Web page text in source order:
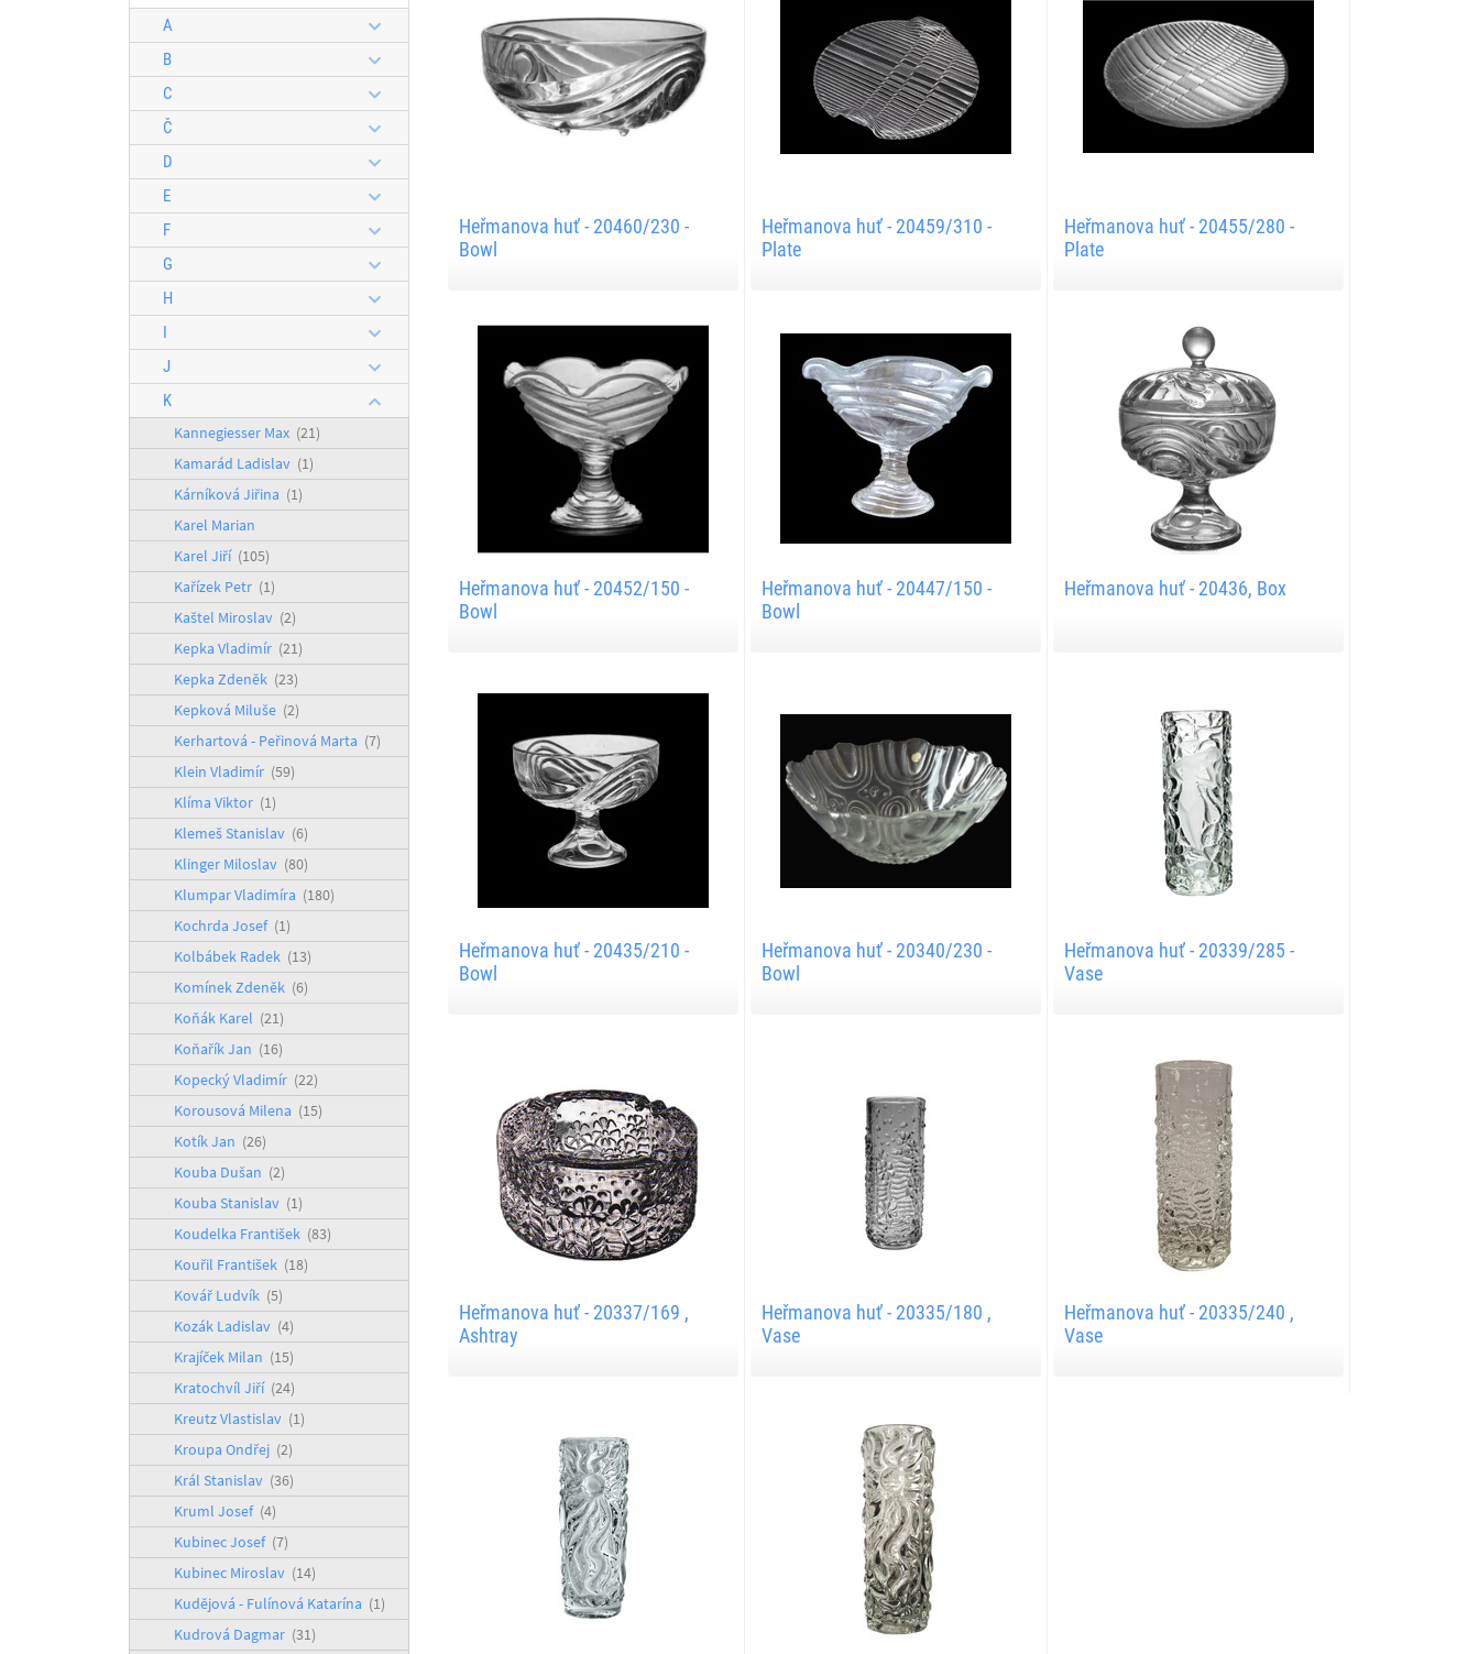
A
B
C
Č
D
E
F
G
H
I
J
K
Kannegiesser Max (21)
Kamarád Ladislav (1)
Kárníková Jiřina (1)
Karel Marian
Karel Jiří (105)
Kařízek Petr (1)
Kaštel Miroslav (2)
Kepka Vladimír (21)
Kepka Zdeněk (23)
Kepková Miluše (2)
Kerhartová - Peřinová Marta (7)
Klein Vladimír (59)
Klíma Viktor (1)
Klemeš Stanislav (6)
Klinger Miloslav (80)
Klumpar Vladimíra (180)
Kochrda Josef (1)
Kolbábek Radek (13)
Komínek Zdeněk (6)
Koňák Karel (21)
Koňařík Jan (16)
Kopecký Vladimír (22)
Korousová Milena (15)
Kotík Jan (26)
Kouba Dušan (2)
Kouba Stanislav (1)
Koudelka František (83)
Kouřil František (18)
Kovář Ludvík (5)
Kozák Ladislav (4)
Krajíček Milan (15)
Kratochvíl Jiří (24)
Kreutz Vlastislav (1)
Kroupa Ondřej (2)
Král Stanislav (36)
Kruml Josef (4)
Kubinec Josef (7)
Kubinec Miroslav (14)
Kudějová - Fulínová Katarína (1)
Kudrová Dagmar (31)
Heřmanova huť - 20460/230 -
Bowl
Heřmanova huť - 20459/310 -
Plate
Heřmanova huť - 20455/280 -
Plate
Heřmanova huť - 20452/150 -
Bowl
Heřmanova huť - 20447/150 -
Bowl
Heřmanova huť - 20436, Box
Heřmanova huť - 20435/210 -
Bowl
Heřmanova huť - 20340/230 -
Bowl
Heřmanova huť - 20339/285 -
Vase
Heřmanova huť - 20337/169 ,
Ashtray
Heřmanova huť - 20335/180 ,
Vase
Heřmanova huť - 20335/240 ,
Vase